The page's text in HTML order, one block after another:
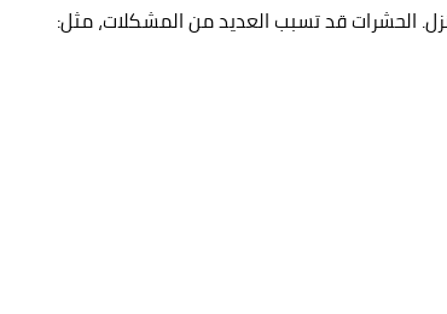
الحشرات قد تسبب العديد من المشكلات، مثل: